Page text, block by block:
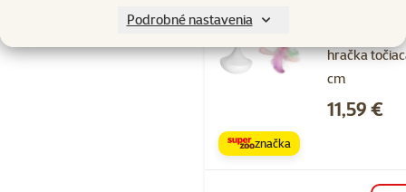
Podrobné nastavenia
hračka
cm
Cena
11,59 €
značka